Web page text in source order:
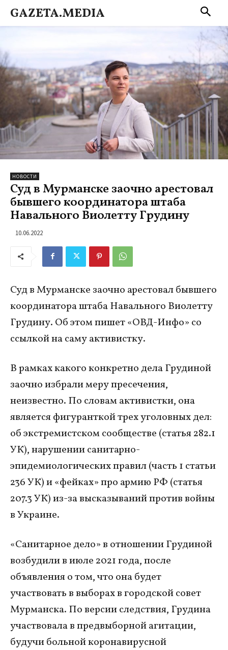
GAZETA.MEDIA
НОВОСТИ
Суд в Мурманске заочно арестовал
бывшего координатора штаба
Навального Виолетту Грудину
10.06.2022
Суд в Мурманске заочно арестовал бывшего
координатора штаба Навального Виолетту
Грудину. Об этом пишет «ОВД-Инфо» со
ссылкой на саму активистку.
В рамках какого конкретно дела Грудиной
заочно избрали меру пресечения,
неизвестно. По словам активистки, она
является фигуранткой трех уголовных дел:
об экстремистском сообществе (статья 282.1
УК), нарушении санитарно-
эпидемиологических правил (часть 1 статьи
236 УК) и «фейках» про армию РФ (статья
207.3 УК) из-за высказываний против войны
в Украине.
«Санитарное дело» в отношении Грудиной
возбудили в июле 2021 года, после
объявления о том, что она будет
участвовать в выборах в городской совет
Мурманска. По версии следствия, Грудина
участвовала в предвыборной агитации,
будучи больной коронавирусной